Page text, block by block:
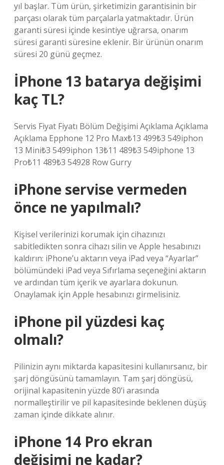
yıl başlar. Tüm ürün, şirketimizin garantisinin bir
parçası olarak tüm parçalarla yatmaktadır. Ürün
garanti süresi içinde kesintiye uğrarsa, onarım
süresi garanti süresine eklenir. Bir ürünün onarım
süresi 20 günü geçmez.
İPhone 13 batarya değişimi
kaç TL?
Servis Fiyat Fiyatı Bölüm Değişimi Açıklama Açıklama
Açıklama Epphone 12 Pro Max₺13 499₺3 549iphon
13 Mini₺3 5499iphon 13₺11 489₺3 549iphone 13
Pro₺11 489₺3 54928 Row Gurry
iPhone servise vermeden
önce ne yapılmalı?
Kişisel verilerinizi korumak için cihazınızı
sabitledikten sonra cihazı silin ve Apple hesabınızı
kaldırın: iPhone’u aktarın veya iPad veya “Ayarlar”
bölümündeki iPad veya Sıfırlama seçeneğini aktarın
ve ardından tüm içerik ve ayarlara dokunun.
Onaylamak için Apple hesabınızı girmelisiniz.
iPhone pil yüzdesi kaç
olmalı?
Pilinizin aynı miktarda kapasitesini kullanırsanız, bir
şarj döngüsünü tamamlayın. Tam şarj döngüsü,
orijinal kapasitenin yüzde 80’i arasında
normalleştirilir ve pil kapasitesinde beklenen düşüş
zaman içinde dikkate alınır.
iPhone 14 Pro ekran
değişimi ne kadar?